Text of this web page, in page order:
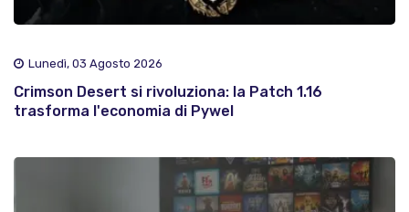
Lunedì, 03 Agosto 2026
Crimson Desert si rivoluziona: la Patch 1.16
trasforma l'economia di Pywel